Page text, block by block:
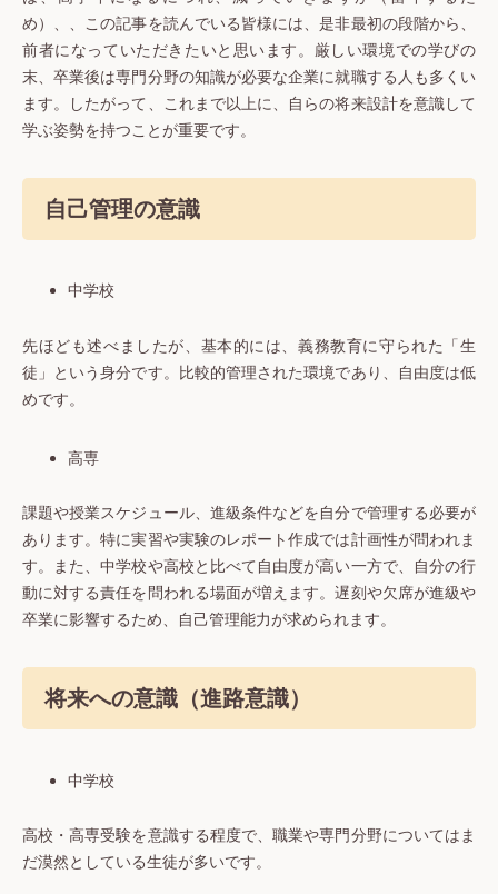
め）、、この記事を読んでいる皆様には、是非最初の段階から、
前者になっていただきたいと思います。厳しい環境での学びの
末、卒業後は専門分野の知識が必要な企業に就職する人も多くい
ます。したがって、これまで以上に、自らの将来設計を意識して
学ぶ姿勢を持つことが重要です。
自己管理の意識
中学校
先ほども述べましたが、基本的には、義務教育に守られた「生
徒」という身分です。比較的管理された環境であり、自由度は低
めです。
高専
課題や授業スケジュール、進級条件などを自分で管理する必要が
あります。特に実習や実験のレポート作成では計画性が問われま
す。また、中学校や高校と比べて自由度が高い一方で、自分の行
動に対する責任を問われる場面が増えます。遅刻や欠席が進級や
卒業に影響するため、自己管理能力が求められます。
将来への意識（進路意識）
中学校
高校・高専受験を意識する程度で、職業や専門分野についてはま
だ漠然としている生徒が多いです。